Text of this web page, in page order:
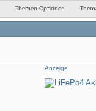
Themen-Optionen
Anzeige